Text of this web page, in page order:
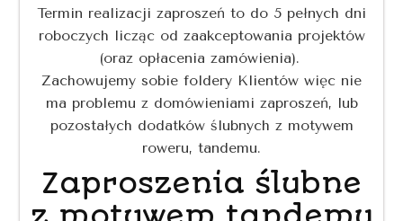
Termin realizacji zaproszeń to do 5 pełnych dni
roboczych licząc od zaakceptowania projektów
(oraz opłacenia zamówienia).
Zachowujemy sobie foldery Klientów więc nie
ma problemu z domówieniami zaproszeń, lub
pozostałych dodatków ślubnych z motywem
roweru, tandemu.
Zaproszenia ślubne